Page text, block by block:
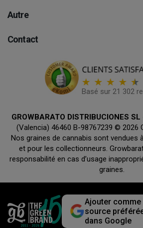
Autre
Contact
Basé sur 21 302
GROWBARATO DISTRIBUCIONES SL
(Valencia) 46460 B-98767239 © 2026
Nos graines de cannabis sont vendues
et pour les collectionneurs.
responsabilité en cas d’usage
graines.
Ajouter comme
source
dans Google